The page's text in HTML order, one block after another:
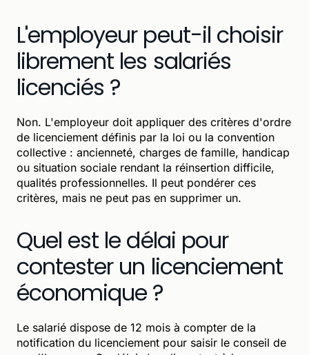
L'employeur peut-il choisir
librement les salariés
licenciés ?
Non. L'employeur doit appliquer des critères d'ordre
de licenciement définis par la loi ou la convention
collective : ancienneté, charges de famille, handicap
ou situation sociale rendant la réinsertion difficile,
qualités professionnelles. Il peut pondérer ces
critères, mais ne peut pas en supprimer un.
Quel est le délai pour
contester un licenciement
économique ?
Le salarié dispose de 12 mois à compter de la
notification du licenciement pour saisir le conseil de